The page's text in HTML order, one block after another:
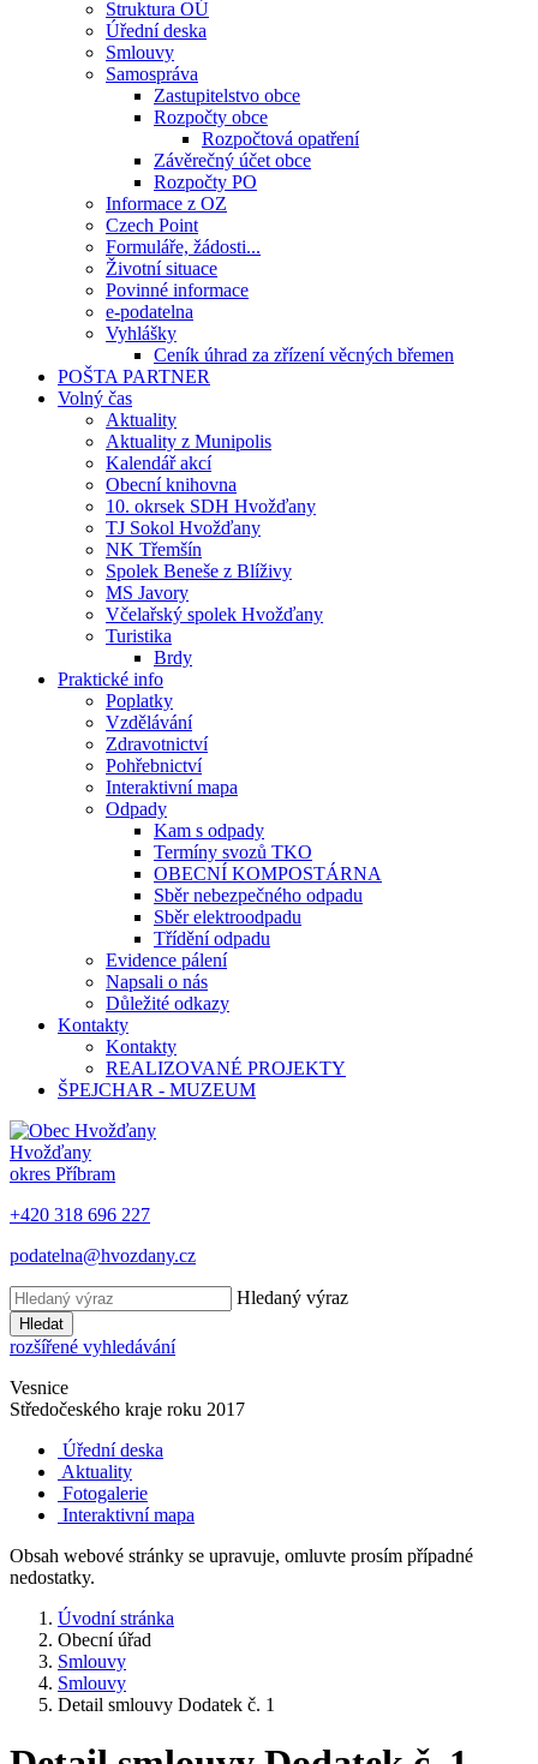
Struktura OÚ
Úřední deska
Smlouvy
Samospráva
Zastupitelstvo obce
Rozpočty obce
Rozpočtová opatření
Závěrečný účet obce
Rozpočty PO
Informace z OZ
Czech Point
Formuláře, žádosti...
Životní situace
Povinné informace
e-podatelna
Vyhlášky
Ceník úhrad za zřízení věcných břemen
POŠTA PARTNER
Volný čas
Aktuality
Aktuality z Munipolis
Kalendář akcí
Obecní knihovna
10. okrsek SDH Hvožďany
TJ Sokol Hvožďany
NK Třemšín
Spolek Beneše z Blíživy
MS Javory
Včelařský spolek Hvožďany
Turistika
Brdy
Praktické info
Poplatky
Vzdělávání
Zdravotnictví
Pohřebnictví
Interaktivní mapa
Odpady
Kam s odpady
Termíny svozů TKO
OBECNÍ KOMPOSTÁRNA
Sběr nebezpečného odpadu
Sběr elektroodpadu
Třídění odpadu
Evidence pálení
Napsali o nás
Důležité odkazy
Kontakty
Kontakty
REALIZOVANÉ PROJEKTY
ŠPEJCHAR - MUZEUM
Hvožďany
okres Příbram
+420 318 696 227
podatelna@hvozdany.cz
Hledaný výraz
Hledat
rozšířené vyhledávání
Vesnice
Středočeského kraje roku 2017
Úřední deska
Aktuality
Fotogalerie
Interaktivní mapa
Obsah webové stránky se upravuje, omluvte prosím případné
nedostatky.
Úvodní stránka
Obecní úřad
Smlouvy
Smlouvy
Detail smlouvy Dodatek č. 1